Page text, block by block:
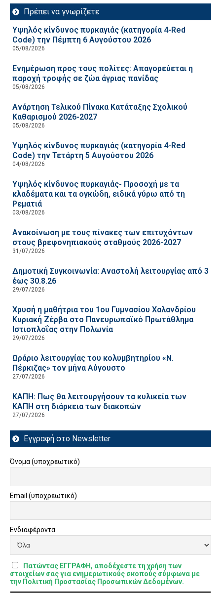
Πρέπει να γνωρίζετε
Υψηλός κίνδυνος πυρκαγιάς (κατηγορία 4-Red
Code) την Πέμπτη 6 Αυγούστου 2026
05/08/2026
Ενημέρωση προς τους πολίτες: Απαγορεύεται η
παροχή τροφής σε ζώα άγριας πανίδας
05/08/2026
Ανάρτηση Τελικού Πίνακα Κατάταξης Σχολικού
Καθαρισμού 2026-2027
05/08/2026
Υψηλός κίνδυνος πυρκαγιάς (κατηγορία 4-Red
Code) την Τετάρτη 5 Αυγούστου 2026
04/08/2026
Υψηλός κίνδυνος πυρκαγιάς- Προσοχή με τα
κλαδέματα και τα ογκώδη, ειδικά γύρω από τη
Ρεματιά
03/08/2026
Ανακοίνωση με τους πίνακες των επιτυχόντων
στους βρεφονηπιακούς σταθμούς 2026-2027
31/07/2026
Δημοτική Συγκοινωνία: Αναστολή λειτουργίας από 3
έως 30.8.26
29/07/2026
Χρυσή η μαθήτρια του 1ου Γυμνασίου Χαλανδρίου
Κυριακή Ζέρβα στο Πανευρωπαϊκό Πρωτάθλημα
Ιστιοπλοΐας στην Πολωνία
29/07/2026
Ωράριο λειτουργίας του κολυμβητηρίου «Ν.
Πέρκιζας» τον μήνα Αύγουστο
27/07/2026
ΚΑΠΗ: Πως θα λειτουργήσουν τα κυλικεία των
ΚΑΠΗ στη διάρκεια των διακοπών
27/07/2026
Εγγραφή στο Newsletter
Όνομα (υποχρεωτικό)
Email (υποχρεωτικό)
Ενδιαφέροντα
Πατώντας ΕΓΓΡΑΦΗ, αποδέχεστε τη χρήση των
στοιχείων σας για ενημερωτικούς σκοπούς σύμφωνα με
την Πολιτική Προστασίας Προσωπικών Δεδομένων.